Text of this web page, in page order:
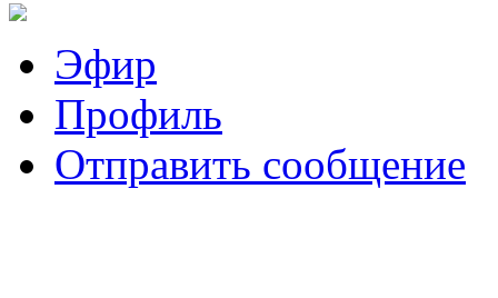
Эфир
Профиль
Отправить сообщение